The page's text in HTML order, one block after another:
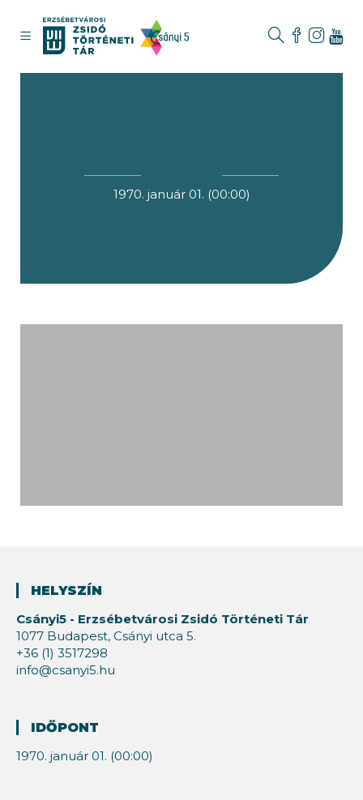
1970. január 01. (00:00)
HELYSZÍN
Csányi5 - Erzsébetvárosi Zsidó Történeti Tár
1077 Budapest, Csányi utca 5.
+36 (1) 3517298
info@csanyi5.hu
IDŐPONT
1970. január 01. (00:00)